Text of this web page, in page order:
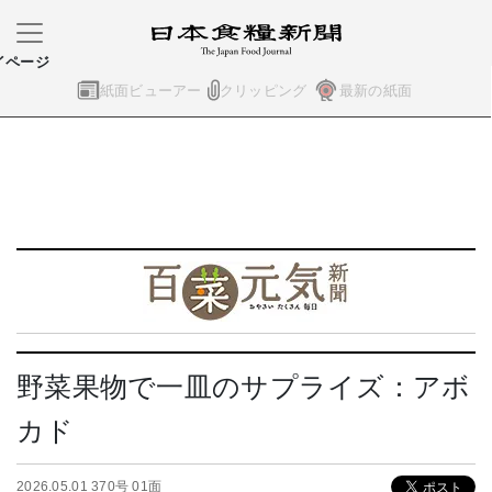
紙面ビューアー クリッピング 最新の紙面
ページ
野菜果物で一皿のサプライズ：アボ
カド
2026.05.01 370号 01面